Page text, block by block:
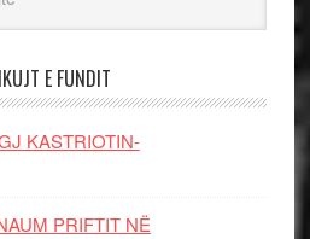
E FUNDIT
KASTRIOTIN-
PRIFTIT NË